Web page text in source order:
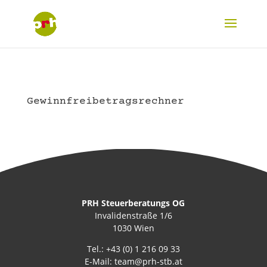
Gewinnfreibetragsrechner
PRH Steuerberatungs OG
Invalidenstraße 1/6
1030 Wien
Tel.: +43 (0) 1 216 09 33
E-Mail: team@prh-stb.at